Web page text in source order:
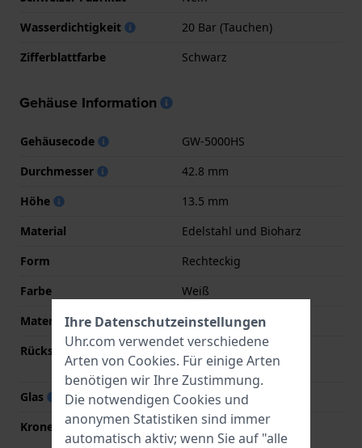
Wasserdichtigkeit
20 Bar (Tauchen)
Zifferblattfarbe
Schwarz
Gehäuse Information
Gehäusecode
GW-5000HS
Durchmesser
42.8 mm
Höhe
13.5 mm
Material
Edelstahl und Bioharz
Form
Rechteckig
Farbe
Weiß
Material der Rückseite
Edelstahl
Rückseite
Verschraubte
Gehäuserückseite
Glas
Mineral
Krone
N/A
Ihre Datenschutzeinstellungen
Uhr.com verwendet verschiedene
Arten von Cookies. Für einige Arten
benötigen wir Ihre Zustimmung.
Die notwendigen Cookies und
anonymen Statistiken sind immer
automatisch aktiv; wenn Sie auf "alle